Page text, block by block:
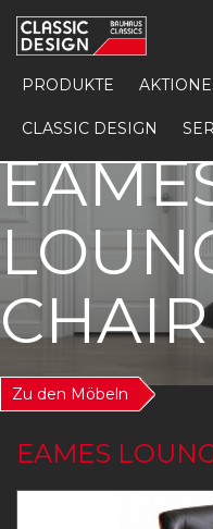
PRODUKTE
CLASSIC DESIGN
CHAIR
Zu den Möbeln
EAMES